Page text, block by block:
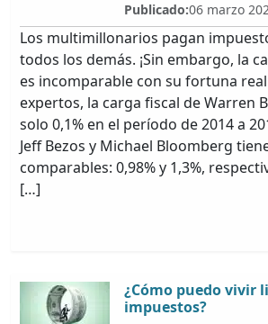
Publicado:06 marzo
Los multimillonarios pagan
todos los demás. ¡Sin embargo, la
es incomparable con su fortuna
expertos, la carga fiscal de Warren
solo 0,1% en el período de 2014 a
Jeff Bezos y Michael Bloomberg
comparables: 0,98% y 1,3%,
[…]
¿Cómo puedo vivir
impuestos?